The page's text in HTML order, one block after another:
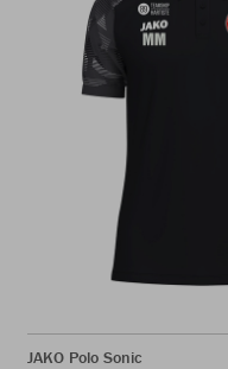
JAKO Polo Sonic